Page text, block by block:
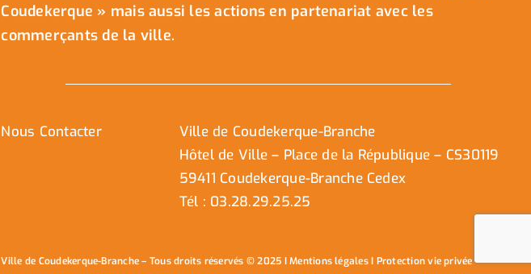
Coudekerque » mais aussi les actions en partenariat avec les
commerçants de la ville.
Nous Contacter
Ville de Coudekerque-Branche
Hôtel de Ville – Place de la République – CS30119
59411 Coudekerque-Branche Cedex
Tél : 03.28.29.25.25
Ville de Coudekerque-Branche – Tous droits réservés © 2025 IMentions légalesI Protection vie privée